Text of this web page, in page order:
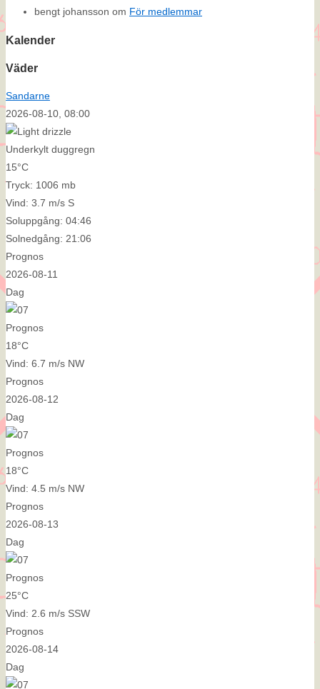
bengt johansson om För medlemmar
Kalender
Väder
Sandarne
2026-08-10, 08:00
Underkylt duggregn
15°C
Tryck: 1006 mb
Vind: 3.7 m/s S
Soluppgång: 04:46
Solnedgång: 21:06
Prognos
2026-08-11
Dag
Prognos
18°C
Vind: 6.7 m/s NW
Prognos
2026-08-12
Dag
Prognos
18°C
Vind: 4.5 m/s NW
Prognos
2026-08-13
Dag
Prognos
25°C
Vind: 2.6 m/s SSW
Prognos
2026-08-14
Dag